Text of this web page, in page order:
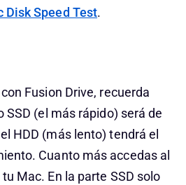
Disk Speed Test.
Fusion Drive, recuerda
SSD (el más rápido) será de
HDD (más lento) tendrá el
Cuanto más accedas al
Mac. En la parte SSD solo